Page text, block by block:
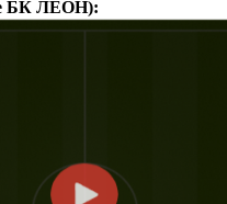
БК ЛЕОН):